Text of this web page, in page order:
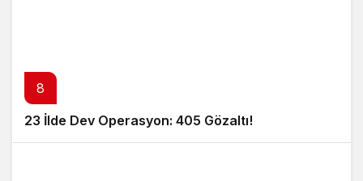
8
23 İlde Dev Operasyon: 405 Gözaltı!